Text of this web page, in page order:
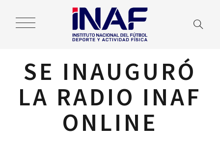
SE INAUGURÓ
LA RADIO INAF
ONLINE